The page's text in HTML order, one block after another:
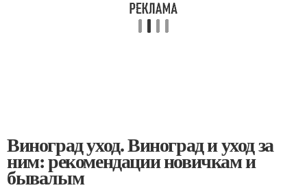
Виноград уход. Виноград и уход за
ним: рекомендации новичкам и
бывалым